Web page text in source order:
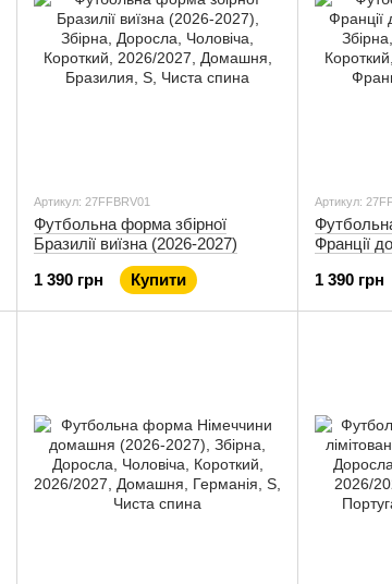
Артикул: 27FFBRV01
Футбольна форма збірної
Бразилії виїзна (2026-2027)
1 390 грн
Купити
Артикул:
Франції
1 390 грн